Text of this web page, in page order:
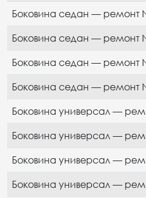
Боковина седан — ремонт
Боковина седан — ремонт
Боковина седан — ремонт
Боковина седан — ремонт
Боковина универсал —
Боковина универсал —
Боковина универсал —
Боковина универсал —